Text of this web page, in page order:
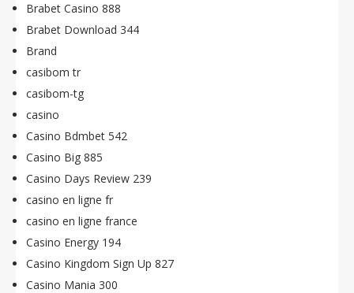
Brabet Casino 888
Brabet Download 344
Brand
casibom tr
casibom-tg
casino
Casino Bdmbet 542
Casino Big 885
Casino Days Review 239
casino en ligne fr
casino en ligne france
Casino Energy 194
Casino Kingdom Sign Up 827
Casino Mania 300